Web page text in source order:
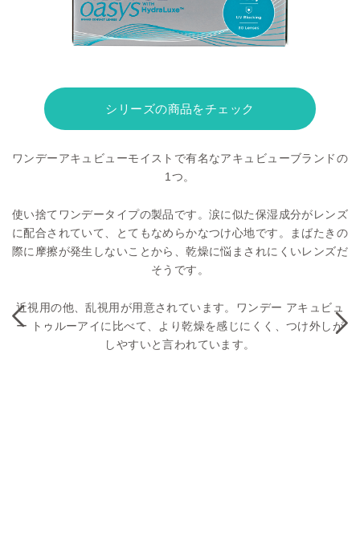
シリーズの商品をチェック
ワンデーアキュビューモイストで有名なアキュビューブランドの
1つ。
使い捨てワンデータイプの製品です。涙に似た保湿成分がレンズ
に配合されていて、とてもなめらかなつけ心地です。まばたきの
際に摩擦が発生しないことから、乾燥に悩まされにくいレンズだ
そうです。
近視用の他、乱視用が用意されています。ワンデー アキュビュ
ー トゥルーアイに比べて、より乾燥を感じにくく、つけ外しが
しやすいと言われています。